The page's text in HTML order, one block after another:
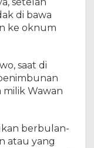
di bawa
ke oknum
saat di
Wawan
berbulan-
atau yang